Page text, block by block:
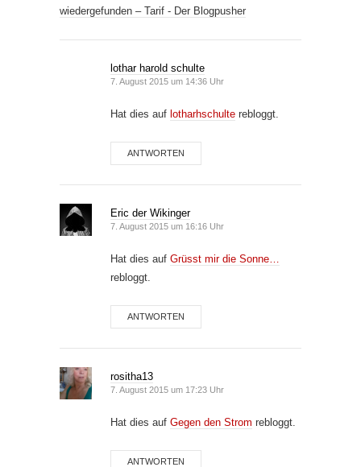
wiedergefunden – Tarif - Der Blogpusher
lothar harold schulte
7. August 2015 um 14:36 Uhr
Hat dies auf lotharhschulte rebloggt.
ANTWORTEN
Eric der Wikinger
7. August 2015 um 16:16 Uhr
Hat dies auf Grüsst mir die Sonne…
rebloggt.
ANTWORTEN
rositha13
7. August 2015 um 17:23 Uhr
Hat dies auf Gegen den Strom rebloggt.
ANTWORTEN